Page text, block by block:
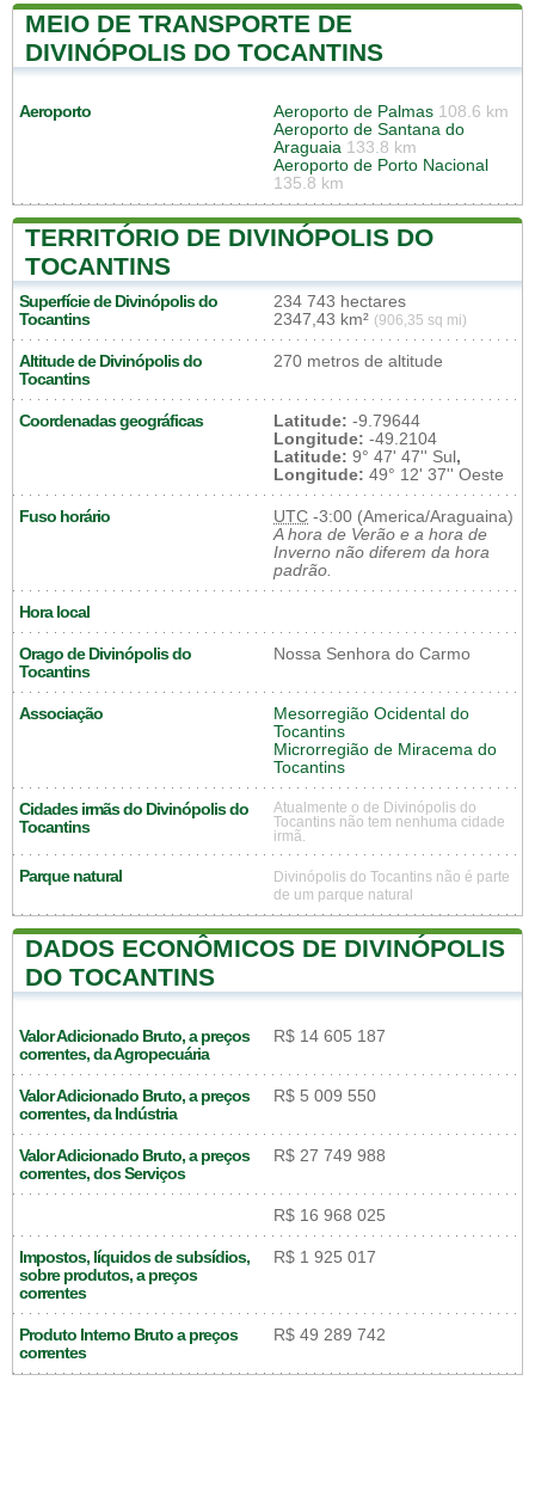
MEIO DE TRANSPORTE DE
DIVINÓPOLIS DO TOCANTINS
Aeroporto Aeroporto de Palmas 108.6 km
Aeroporto de Santana do
Araguaia 133.8 km
Aeroporto de Porto Nacional
135.8 km
TERRITÓRIO DE DIVINÓPOLIS DO
TOCANTINS
Superfície de Divinópolis do
Tocantins
234 743 hectares
2347,43 km² (906,35 sq mi)
Altitude de Divinópolis do
Tocantins
270 metros de altitude
Coordenadas geográficas Latitude: -9.79644
Longitude: -49.2104
Latitude: 9° 47' 47'' Sul,
Longitude: 49° 12' 37'' Oeste
Fuso horário UTC -3:00 (America/Araguaina)
A hora de Verão e a hora de
Inverno não diferem da hora
padrão.
Hora local
Orago de Divinópolis do
Tocantins
Nossa Senhora do Carmo
Associação
Mesorregião Ocidental do
Tocantins
Microrregião de Miracema do
Tocantins
Cidades irmãs do Divinópolis do
Tocantins
Atualmente o de Divinópolis do
Tocantins não tem nenhuma cidade
irmã.
Parque natural
Divinópolis do Tocantins não é parte
de um parque natural
DADOS ECONÔMICOS DE DIVINÓPOLIS
DO TOCANTINS
Valor Adicionado Bruto, a preços
correntes, da Agropecuária
R$ 14 605 187
Valor Adicionado Bruto, a preços
correntes, da Indústria
R$ 5 009 550
Valor Adicionado Bruto, a preços
correntes, dos Serviços
R$ 27 749 988
R$ 16 968 025
Impostos, líquidos de subsídios,
sobre produtos, a preços
correntes
R$ 1 925 017
Produto Interno Bruto a preços
correntes
R$ 49 289 742